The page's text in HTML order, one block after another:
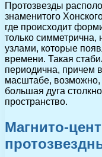
Протозвезды
знаменитого
где происходит
только симметрична,
узлами, которые
времени. Такая
периодична, причем
масштабе, возможно,
большая дуга
пространство.
Магнито-